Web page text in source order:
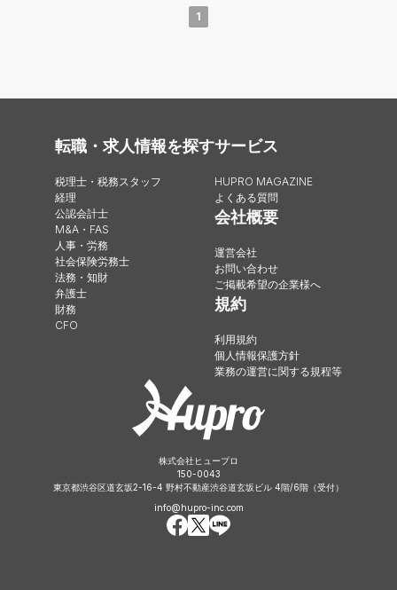
1
転職・求人情報を探す
税理士・税務スタッフ
経理
公認会計士
M&A・FAS
人事・労務
社会保険労務士
法務・知財
弁護士
財務
CFO
サービス
HUPRO MAGAZINE
よくある質問
会社概要
運営会社
お問い合わせ
ご掲載希望の企業様へ
規約
利用規約
個人情報保護方針
業務の運営に関する規程等
株式会社ヒュープロ
150-0043
東京都渋谷区道玄坂2-16-4 野村不動産渋谷道玄坂ビル 4階/6階（受付）
info@hupro-inc.com